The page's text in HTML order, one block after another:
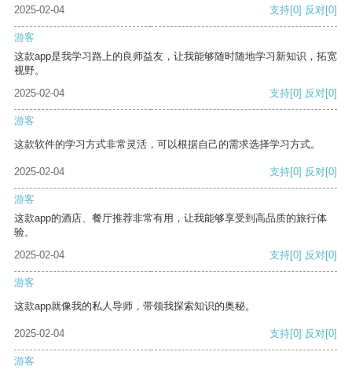
2025-02-04 支持[0] 反对[0]
游客
这款app是我学习路上的良师益友，让我能够随时随地学习新知识，拓宽
视野。
2025-02-04
支持[0] 反对[0]
游客
这款软件的学习方式非常灵活，可以根据自己的需求选择学习方式。
2025-02-04 支持[0] 反对[0]
游客
这款app的酒店、餐厅推荐非常有用，让我能够享受到高品质的旅行体
验。
2025-02-04
支持[0] 反对[0]
游客
这款app就像我的私人导师，带领我探索知识的奥秘。
2025-02-04 支持[0] 反对[0]
游客